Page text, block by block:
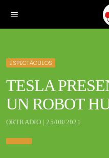
menu
ESPECTÁCULOS
TESLA
UN ROBOT
ORTRADIO | 25/08/2021